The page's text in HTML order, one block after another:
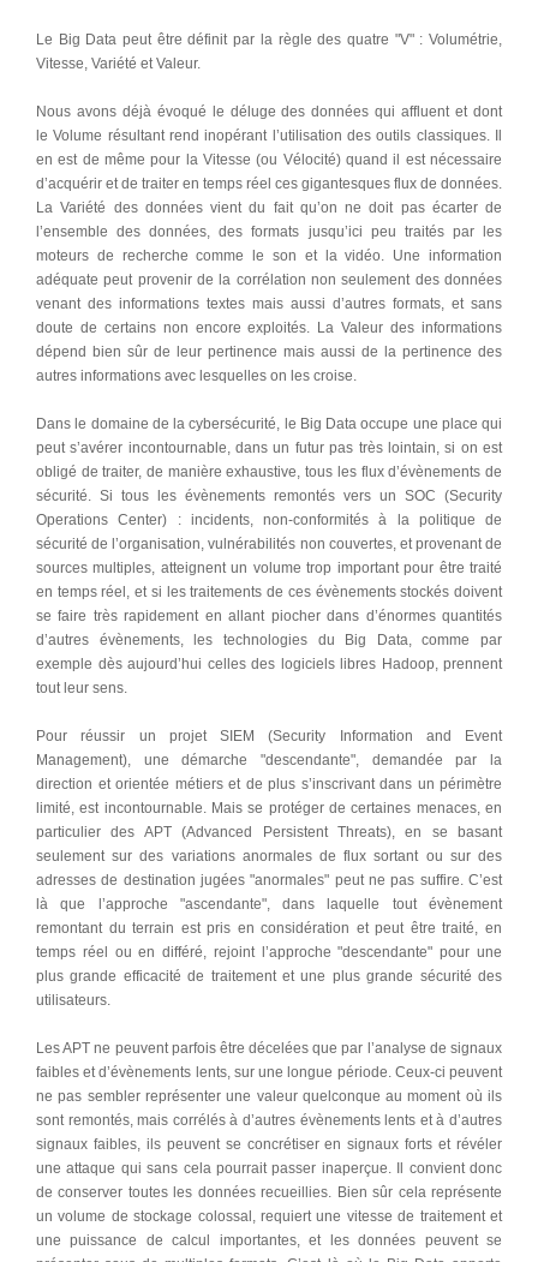
Le Big Data peut être définit par la règle des quatre "V" : Volumétrie,
Vitesse, Variété et Valeur.
Nous avons déjà évoqué le déluge des données qui affluent et dont
le Volume résultant rend inopérant l’utilisation des outils classiques. Il
en est de même pour la Vitesse (ou Vélocité) quand il est nécessaire
d’acquérir et de traiter en temps réel ces gigantesques flux de données.
La Variété des données vient du fait qu’on ne doit pas écarter de
l’ensemble des données, des formats jusqu’ici peu traités par les
moteurs de recherche comme le son et la vidéo. Une information
adéquate peut provenir de la corrélation non seulement des données
venant des informations textes mais aussi d’autres formats, et sans
doute de certains non encore exploités. La Valeur des informations
dépend bien sûr de leur pertinence mais aussi de la pertinence des
autres informations avec lesquelles on les croise.
Dans le domaine de la cybersécurité, le Big Data occupe une place qui
peut s’avérer incontournable, dans un futur pas très lointain, si on est
obligé de traiter, de manière exhaustive, tous les flux d’évènements de
sécurité. Si tous les évènements remontés vers un SOC (Security
Operations Center) : incidents, non-conformités à la politique de
sécurité de l’organisation, vulnérabilités non couvertes, et provenant de
sources multiples, atteignent un volume trop important pour être traité
en temps réel, et si les traitements de ces évènements stockés doivent
se faire très rapidement en allant piocher dans d’énormes quantités
d’autres évènements, les technologies du Big Data, comme par
exemple dès aujourd’hui celles des logiciels libres Hadoop, prennent
tout leur sens.
Pour réussir un projet SIEM (Security Information and Event
Management), une démarche "descendante", demandée par la
direction et orientée métiers et de plus s’inscrivant dans un périmètre
limité, est incontournable. Mais se protéger de certaines menaces, en
particulier des APT (Advanced Persistent Threats), en se basant
seulement sur des variations anormales de flux sortant ou sur des
adresses de destination jugées "anormales" peut ne pas suffire. C’est
là que l’approche "ascendante", dans laquelle tout évènement
remontant du terrain est pris en considération et peut être traité, en
temps réel ou en différé, rejoint l’approche "descendante" pour une
plus grande efficacité de traitement et une plus grande sécurité des
utilisateurs.
Les APT ne peuvent parfois être décelées que par l’analyse de signaux
faibles et d’évènements lents, sur une longue période. Ceux-ci peuvent
ne pas sembler représenter une valeur quelconque au moment où ils
sont remontés, mais corrélés à d’autres évènements lents et à d’autres
signaux faibles, ils peuvent se concrétiser en signaux forts et révéler
une attaque qui sans cela pourrait passer inaperçue. Il convient donc
de conserver toutes les données recueillies. Bien sûr cela représente
un volume de stockage colossal, requiert une vitesse de traitement et
une puissance de calcul importantes, et les données peuvent se